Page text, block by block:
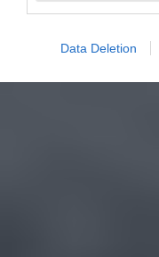
Data Deletion